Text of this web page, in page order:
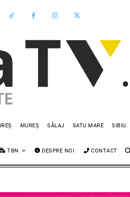
MUREȘ SĂLAJ SATU MARE SIBIU
TBN DESPRE NOI CONTACT